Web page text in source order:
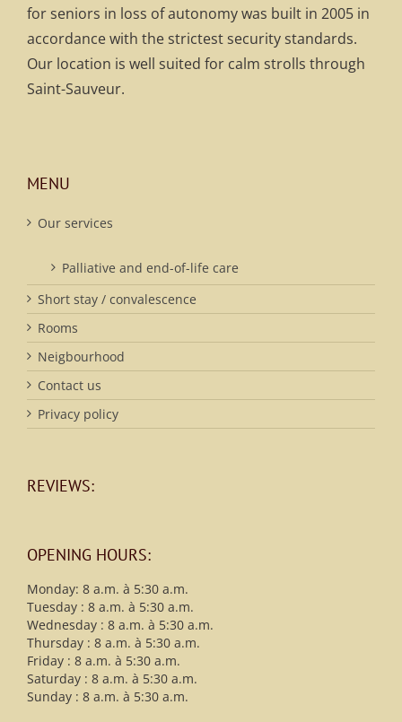
for seniors in loss of autonomy was built in 2005 in
accordance with the strictest security standards.
Our location is well suited for calm strolls through
Saint-Sauveur.
MENU
Our services
Palliative and end-of-life care
Short stay / convalescence
Rooms
Neigbourhood
Contact us
Privacy policy
REVIEWS:
OPENING HOURS:
Monday: 8 a.m. à 5:30 a.m.
Tuesday : 8 a.m. à 5:30 a.m.
Wednesday : 8 a.m. à 5:30 a.m.
Thursday : 8 a.m. à 5:30 a.m.
Friday : 8 a.m. à 5:30 a.m.
Saturday : 8 a.m. à 5:30 a.m.
Sunday : 8 a.m. à 5:30 a.m.